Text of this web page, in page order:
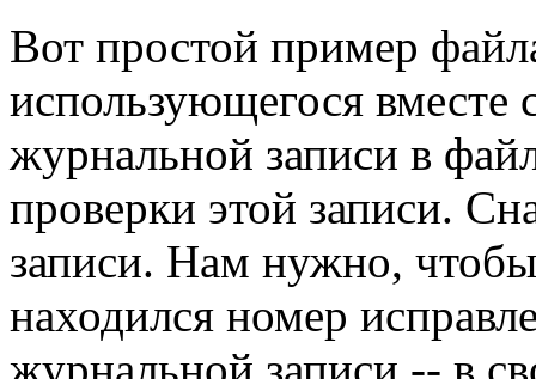
Вот простой пример
использующегося
журнальной записи в
проверки этой записи.
записи. Нам нужно, чтобы
находился номер
журнальной записи -- в